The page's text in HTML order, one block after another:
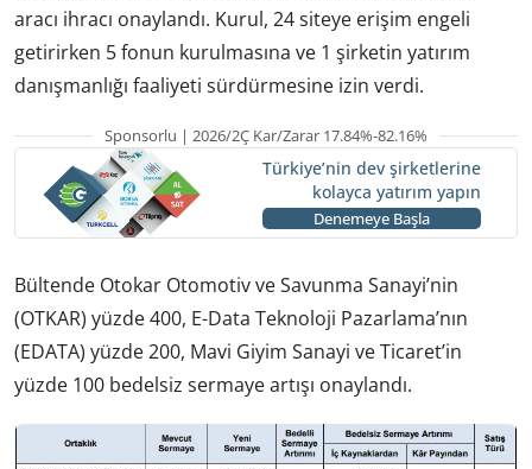
aracı ihracı onaylandı. Kurul, 24 siteye erişim engeli
getirirken 5 fonun kurulmasına ve 1 şirketin yatırım
danışmanlığı faaliyeti sürdürmesine izin verdi.
Sponsorlu | 2026/2Ç Kar/Zarar 17.84%-82.16%
Türkiye’nin dev şirketlerine
kolayca yatırım yapın
Denemeye Başla
Bültende Otokar Otomotiv ve Savunma Sanayi’nin
(OTKAR) yüzde 400, E-Data Teknoloji Pazarlama’nın
(EDATA) yüzde 200, Mavi Giyim Sanayi ve Ticaret’in
yüzde 100 bedelsiz sermaye artışı onaylandı.